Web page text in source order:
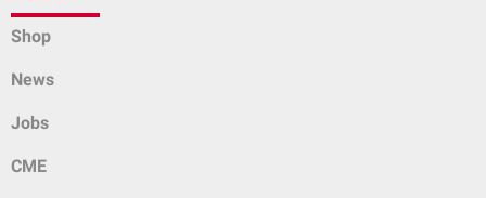
Shop
News
Jobs
CME